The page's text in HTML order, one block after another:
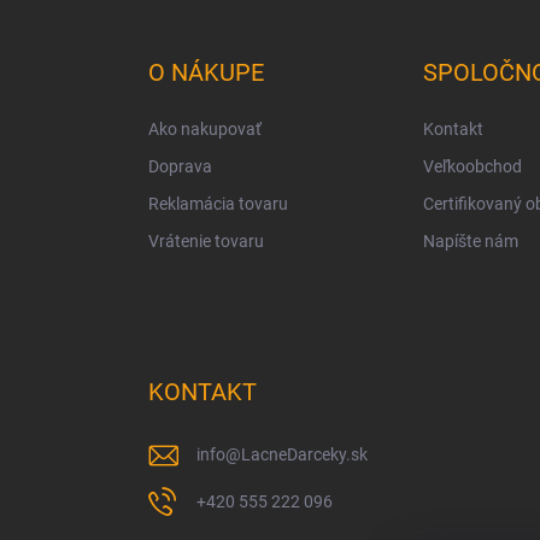
O NÁKUPE
Ako nakupovať
Doprava
Reklamácia tovaru
Vrátenie tovaru
Kontakt
Veľkoobchod
Certifikovaný
Napíšte nám
KONTAKT
info@LacneDarceky.sk
+420 555 222 096